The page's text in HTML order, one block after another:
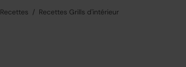
Recettes Recettes Grills d'intérieur